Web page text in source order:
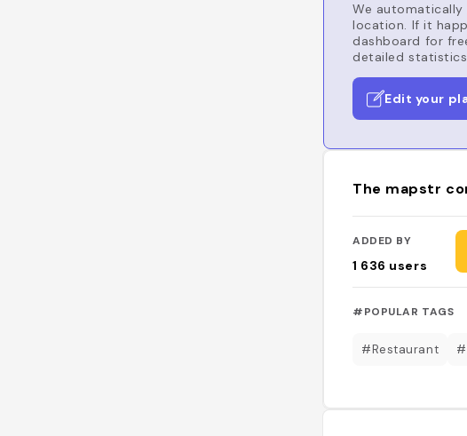
We
location. If it
dashboard for
detailed
Edit your
The mapstr
ADDED BY
1 636 users
#POPULAR TAGS
#Restaurant